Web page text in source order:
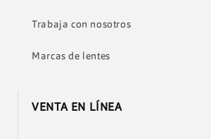
Trabaja con nosotros
Marcas de lentes
VENTA EN LÍNEA